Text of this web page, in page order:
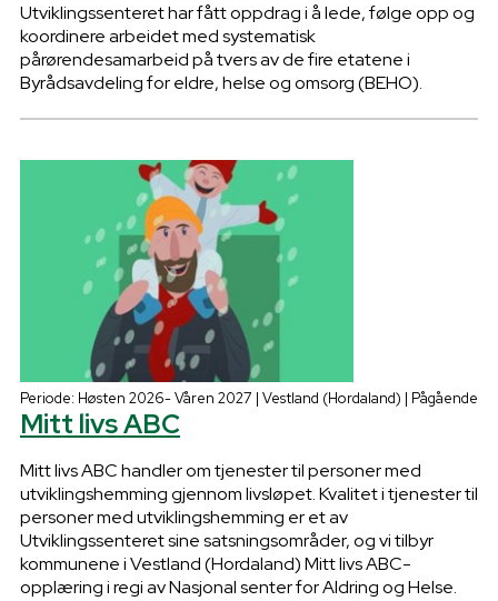
Utviklingssenteret har fått oppdrag i å lede, følge opp og
koordinere arbeidet med systematisk
pårørendesamarbeid på tvers av de fire etatene i
Byrådsavdeling for eldre, helse og omsorg (BEHO).
Periode: Høsten 2026- Våren 2027 | Vestland (Hordaland) | Pågående
Mitt livs ABC
Mitt livs ABC handler om tjenester til personer med
utviklingshemming gjennom livsløpet. Kvalitet i tjenester til
personer med utviklingshemming er et av
Utviklingssenteret sine satsningsområder, og vi tilbyr
kommunene i Vestland (Hordaland) Mitt livs ABC-
opplæring i regi av Nasjonal senter for Aldring og Helse.